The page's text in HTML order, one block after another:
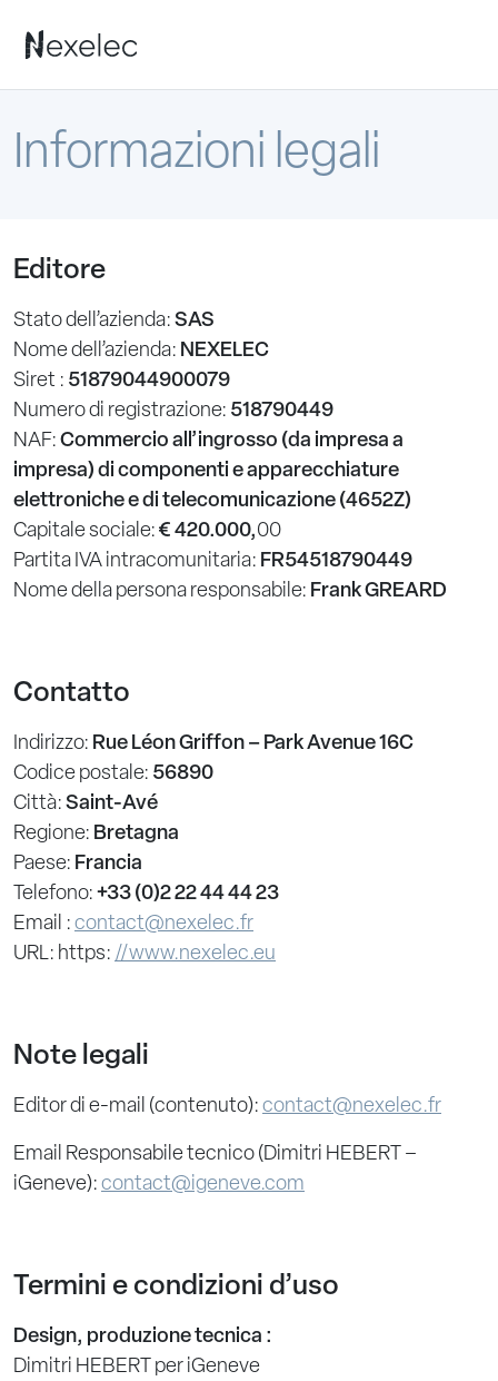
Informazioni legali
Editore
Stato dell’azienda: SAS
Nome dell’azienda: NEXELEC
Siret : 51879044900079
Numero di registrazione: 518790449
NAF: Commercio all’ingrosso (da impresa a
impresa) di componenti e apparecchiature
elettroniche e di telecomunicazione (4652Z)
Capitale sociale: € 420.000,00
Partita IVA intracomunitaria: FR54518790449
Nome della persona responsabile: Frank GREARD
Contatto
Indirizzo: Rue Léon Griffon – Park Avenue 16C
Codice postale: 56890
Città: Saint-Avé
Regione: Bretagna
Paese: Francia
Telefono: +33 (0)2 22 44 44 23
Email : contact@nexelec.fr
URL: https: //www.nexelec.eu
Note legali
Editor di e-mail (contenuto): contact@nexelec.fr
Email Responsabile tecnico (Dimitri HEBERT –
iGeneve): contact@igeneve.com
Termini e condizioni d’uso
Design, produzione tecnica :
Dimitri HEBERT per iGeneve